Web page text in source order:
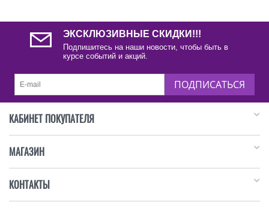
ЭКСКЛЮЗИВНЫЕ СКИДКИ!!!
Подпишитесь на наши новости, чтобы быть в
курсе событий и акций.
ПОДПИСАТЬСЯ
КАБИНЕТ ПОКУПАТЕЛЯ
МАГАЗИН
КОНТАКТЫ